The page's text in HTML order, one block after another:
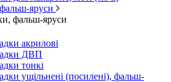
яруси
фальш-яруси
акрилові
ДВП
тонкі
ущільнені (посилені), фальш-